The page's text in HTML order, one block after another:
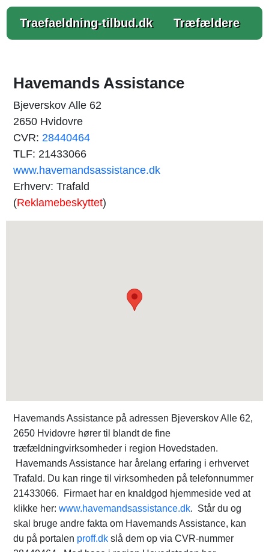
Traefaeldning-tilbud.dk Træfældere
Havemands Assistance
Bjeverskov Alle 62
2650 Hvidovre
CVR: 28440464
TLF: 21433066
www.havemandsassistance.dk
Erhverv: Trafald
(Reklamebeskyttet)
Havemands Assistance på adressen Bjeverskov Alle 62,
2650 Hvidovre hører til blandt de fine
træfældningvirksomheder i region Hovedstaden.
Havemands Assistance har årelang erfaring i erhvervet
Trafald. Du kan ringe til virksomheden på telefonnummer
21433066. Firmaet har en knaldgod hjemmeside ved at
klikke her: www.havemandsassistance.dk. Står du og
skal bruge andre fakta om Havemands Assistance, kan
du på portalen proff.dk slå dem op via CVR-nummer